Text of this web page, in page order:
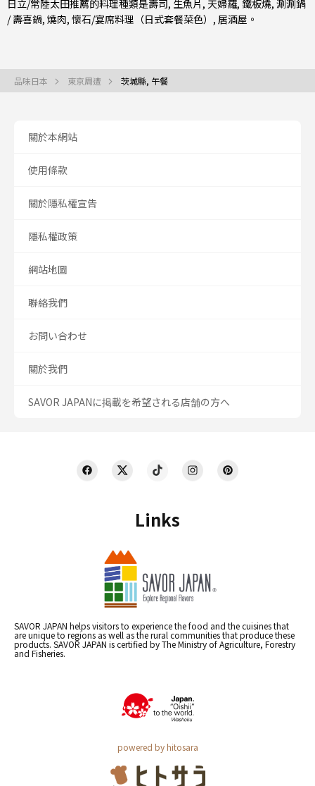
日立/常陸太田推薦的料理種類是壽司, 生魚片 , 天婦羅, 鐵板燒, 涮涮鍋
/ 壽喜鍋, 燒肉, 懷石/宴席料理（日式套餐菜色） , 居酒屋 。
品味日本 東京周遭 茨城縣, 午餐
Links
SAVOR JAPAN helps visitors to experience the food and the cuisines that
are unique to regions as well as the rural communities that produce these
products. SAVOR JAPAN is certified by The Ministry of Agriculture, Forestry
and Fisheries.
powered by hitosara
關於本網站
使用條款
關於隱私權宣告
隱私權政策
網站地圖
聯絡我們
お問い合わせ
關於我們
SAVOR JAPANに掲載を希望される店舗の方へ